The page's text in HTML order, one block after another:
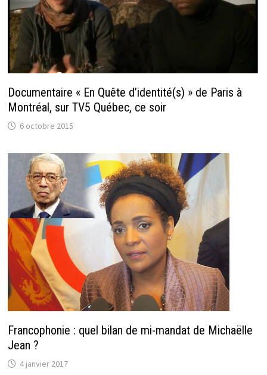
Documentaire « En Quête d’identité(s) » de Paris à
Montréal, sur TV5 Québec, ce soir
6 octobre 2015
Francophonie : quel bilan de mi-mandat de Michaëlle
Jean ?
4 janvier 2017